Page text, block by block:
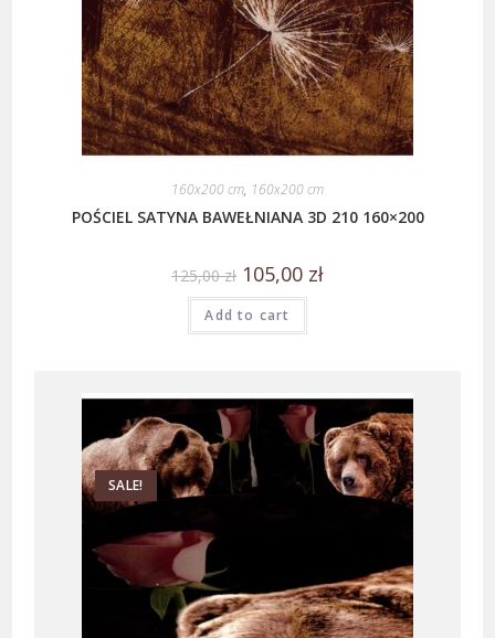
160x200 cm, 160x200 cm
POŚCIEL SATYNA BAWEŁNIANA 3D 210 160×200
125,00zł 105,00 zł
Add to cart
SALE!